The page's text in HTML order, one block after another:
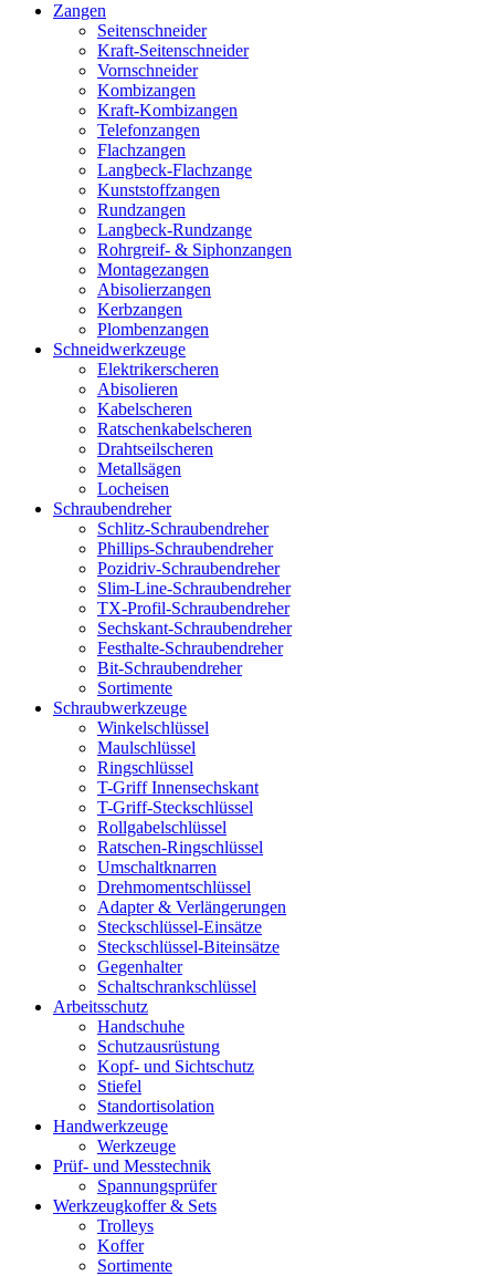
Zangen
Seitenschneider
Kraft-Seitenschneider
Vornschneider
Kombizangen
Kraft-Kombizangen
Telefonzangen
Flachzangen
Langbeck-Flachzange
Kunststoffzangen
Rundzangen
Langbeck-Rundzange
Rohrgreif- & Siphonzangen
Montagezangen
Abisolierzangen
Kerbzangen
Plombenzangen
Schneidwerkzeuge
Elektrikerscheren
Abisolieren
Kabelscheren
Ratschenkabelscheren
Drahtseilscheren
Metallsägen
Locheisen
Schraubendreher
Schlitz-Schraubendreher
Phillips-Schraubendreher
Pozidriv-Schraubendreher
Slim-Line-Schraubendreher
TX-Profil-Schraubendreher
Sechskant-Schraubendreher
Festhalte-Schraubendreher
Bit-Schraubendreher
Sortimente
Schraubwerkzeuge
Winkelschlüssel
Maulschlüssel
Ringschlüssel
T-Griff Innensechskant
T-Griff-Steckschlüssel
Rollgabelschlüssel
Ratschen-Ringschlüssel
Umschaltknarren
Drehmomentschlüssel
Adapter & Verlängerungen
Steckschlüssel-Einsätze
Steckschlüssel-Biteinsätze
Gegenhalter
Schaltschrankschlüssel
Arbeitsschutz
Handschuhe
Schutzausrüstung
Kopf- und Sichtschutz
Stiefel
Standortisolation
Handwerkzeuge
Werkzeuge
Prüf- und Messtechnik
Spannungsprüfer
Werkzeugkoffer & Sets
Trolleys
Koffer
Sortimente